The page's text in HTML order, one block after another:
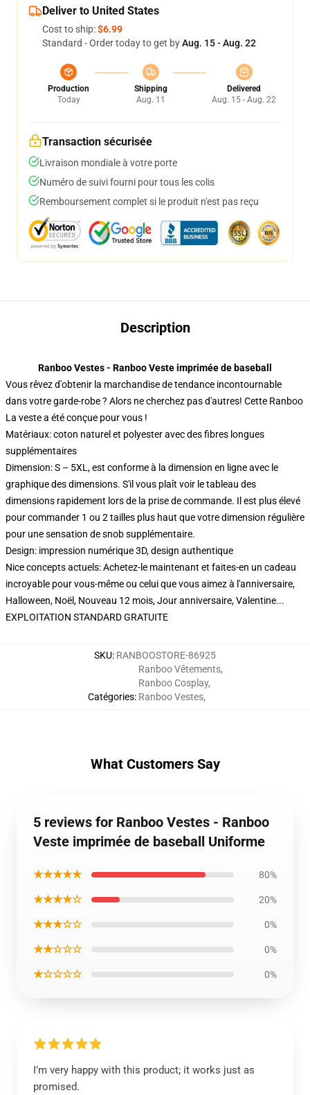
Deliver to United States
Cost to ship:$6.99
Standard - Order today to get byAug. 15 - Aug. 22
Production
Today
Shipping
Aug. 11
Delivered
Aug. 15 - Aug. 22
Transaction sécurisée
Livraison mondiale à votre porte
Numéro de suivi fourni pour tous les colis
Remboursement complet si le produit n'est pas reçu
Description
Ranboo Vestes - Ranboo Veste imprimée de baseball
Vous rêvez d'obtenir la marchandise de tendance incontournable
dans votre garde-robe ? Alors ne cherchez pas d'autres! Cette Ranboo
La veste a été conçue pour vous !
Matériaux: coton naturel et polyester avec des fibres longues
supplémentaires
Dimension: S – 5XL, est conforme à la dimension en ligne avec le
graphique des dimensions. S'il vous plaît voir le tableau des
dimensions rapidement lors de la prise de commande. Il est plus élevé
pour commander 1 ou 2 tailles plus haut que votre dimension régulière
pour une sensation de snob supplémentaire.
Design: impression numérique 3D, design authentique
Nice concepts actuels: Achetez-le maintenant et faites-en un cadeau
incroyable pour vous-même ou celui que vous aimez à l'anniversaire,
Halloween, Noël, Nouveau 12 mois, Jour anniversaire, Valentine...
EXPLOITATION STANDARD GRATUITE
SKU: RANBOOSTORE-86925
Catégories:
Ranboo Vêtements,
Ranboo Cosplay,
Ranboo Vestes,
What Customers Say
5 reviews for Ranboo Vestes - Ranboo
Veste imprimée de baseball Uniforme
★★★★★ 80%
★★★★☆ 20%
★★★☆☆ 0%
★★☆☆☆ 0%
★☆☆☆☆ 0%
I’m very happy with this product; it works just as
promised.